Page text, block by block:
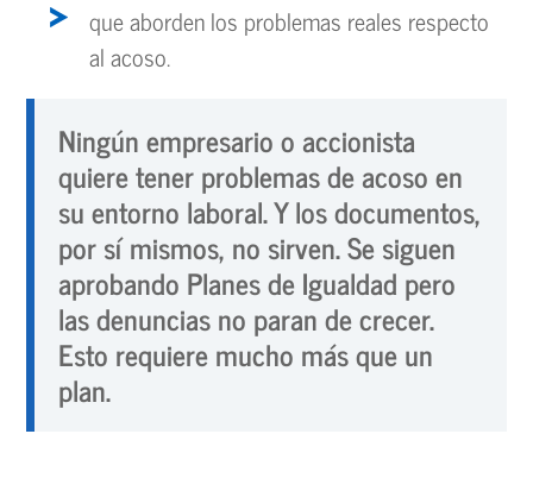
que aborden los problemas reales respecto
al acoso.
Ningún empresario o accionista
quiere tener problemas de acoso en
su entorno laboral. Y los documentos,
por sí mismos, no sirven. Se siguen
aprobando Planes de Igualdad pero
las denuncias no paran de crecer.
Esto requiere mucho más que un
plan.